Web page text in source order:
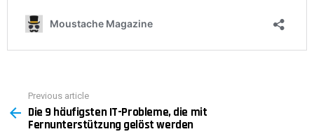
more
Previous article
Die 9 häufigsten IT-Probleme, die mit
Fernunterstützung gelöst werden